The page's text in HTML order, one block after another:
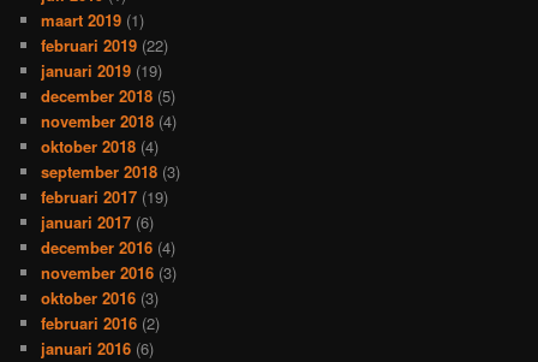
maart 2019 (1)
februari 2019 (22)
januari 2019 (19)
december 2018 (5)
november 2018 (4)
oktober 2018 (4)
september 2018 (3)
februari 2017 (19)
januari 2017 (6)
december 2016 (4)
november 2016 (3)
oktober 2016 (3)
februari 2016 (2)
januari 2016 (6)